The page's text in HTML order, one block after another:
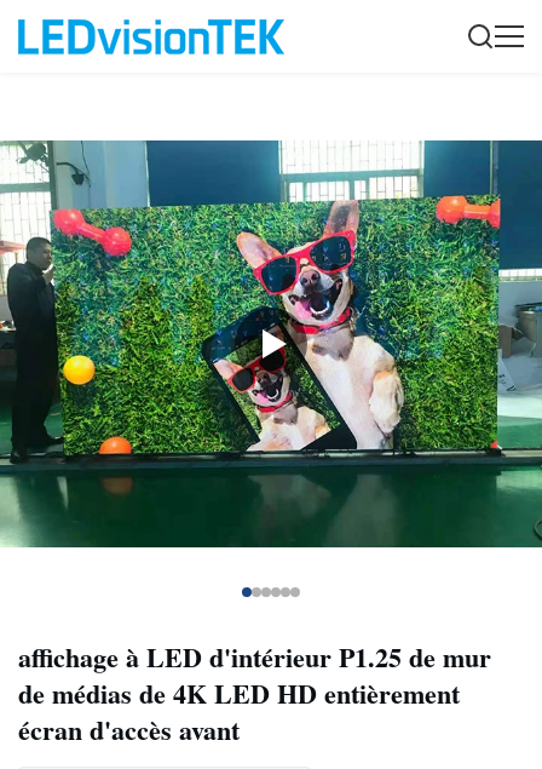
affichage à LED d'intérieur P1.25 de mur
de médias de 4K LED HD entièrement
écran d'accès avant